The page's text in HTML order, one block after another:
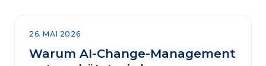
26. MAI 2026
Warum AI-Change-Management